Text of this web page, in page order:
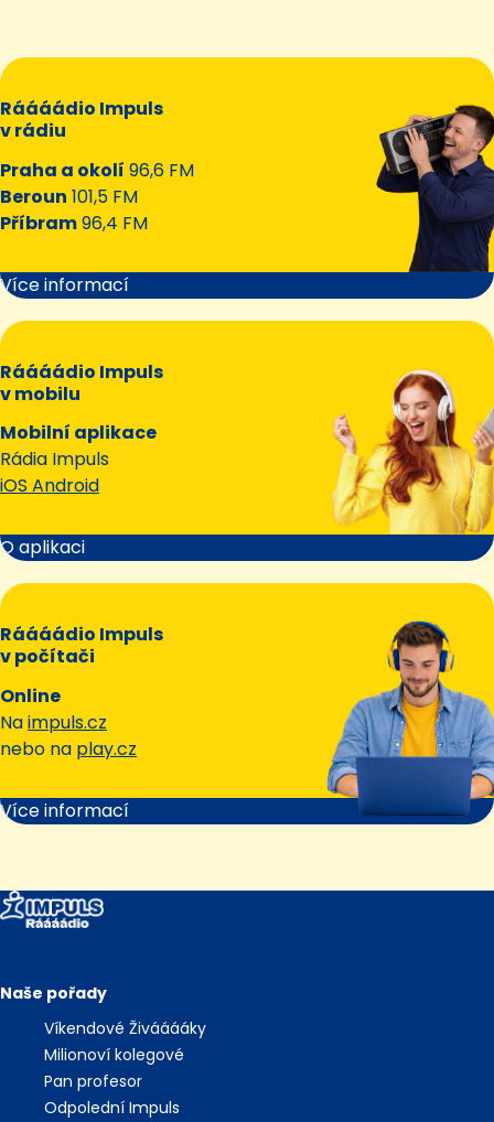
Ráááádio Impuls
v rádiu
Praha a okolí 96,6 FM
Beroun 101,5 FM
Příbram96,4 FM
Více informací
Ráááádio Impuls
v mobilu
Mobilní aplikace
Rádia Impuls
iOS Android
O aplikaci
Ráááádio Impuls
v počítači
Online
Naimpuls.cz
nebo na play.cz
Více informací
Naše pořady
Víkendové Živááááky
Milionoví kolegové
Pan profesor
Odpolední Impuls